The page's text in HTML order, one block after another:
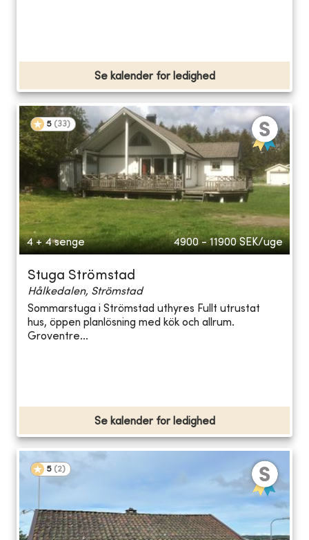
Se kalender for ledighed
5 (33)
4 + 4 senge 4900 - 11900 SEK/uge
Stuga Strömstad
Hålkedalen, Strömstad
Sommarstuga i Strömstad uthyres Fullt utrustat
hus, öppen planlösning med kök och allrum.
Groventre...
Se kalender for ledighed
5 (2)